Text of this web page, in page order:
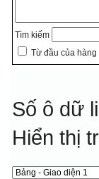
Tìm kiếm
Từ đầu của hàng
Số ô dữ
Hiển thị